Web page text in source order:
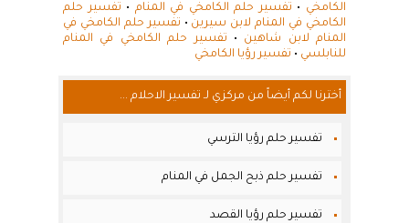
الكامخي • تفسير حلم الكامخي في المنام • تفسير حلم
الكامخي في المنام لابن سيرين • تفسير حلم الكامخي في
المنام لابن شاهين • تفسير حلم الكامخي في المنام
للنابلسي • تفسير رؤيا الكامخي
أخترنا لكم أيضاً من مركزي لـ تفسير الاحلام ...
تفسير حلم رؤيا الترسي
تفسير حلم ذبح الجمل في المنام
تفسير حلم رؤيا القصد